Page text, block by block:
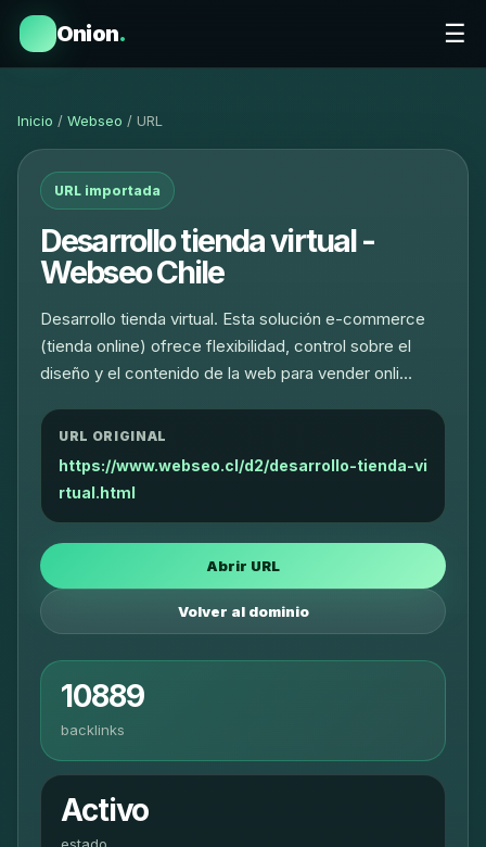
Onion. ☰
Inicio / Webseo / URL
URL importada
Desarrollo tienda virtual -
Webseo Chile
Desarrollo tienda virtual. Esta solución e-commerce
(tienda online) ofrece flexibilidad, control sobre el
diseño y el contenido de la web para vender onli…
URL ORIGINAL
https://www.webseo.cl/d2/desarrollo-tienda-vi
rtual.html
Abrir URL
Volver al dominio
10889
backlinks
Activo